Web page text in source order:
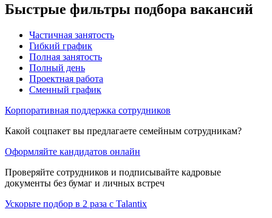
Быстрые фильтры подбора вакансий
Частичная занятость
Гибкий график
Полная занятость
Полный день
Проектная работа
Сменный график
Корпоративная поддержка сотрудников
Какой соцпакет вы предлагаете семейным сотрудникам?
Оформляйте кандидатов онлайн
Проверяйте сотрудников и подписывайте кадровые
документы без бумаг и личных встреч
Ускорьте подбор в 2 раза с Talantix